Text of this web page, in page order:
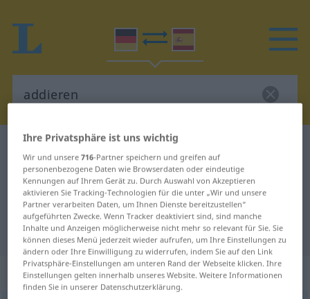
Deutsch-Spanisch Wörterbuch
Deutsch-Spanisch Übersetzung für
"addieren"
"addieren" Spanisch Übersetzung
„addieren“: transitives Verb
Ihre Privatsphäre ist uns wichtig
Wir und unsere716-Partner speichern und greifen auf
personenbezogene Daten wie Browserdaten oder eindeutige
Kennungen auf Ihrem Gerät zu. Durch Auswahl von Akzeptieren
aktivieren Sie Tracking-Technologien für die unter „Wir und unsere
Partner verarbeiten Daten, um Ihnen Dienste bereitzustellen“
aufgeführten Zwecke. Wenn Tracker deaktiviert sind, sind manche
Inhalte und Anzeigen möglicherweise nicht mehr so relevant für Sie. Sie
können dieses Menü jederzeit wieder aufrufen, um Ihre Einstellungen zu
ändern oder Ihre Einwilligung zu widerrufen, indem Sie auf den Link
Privatsphäre-Einstellungen am unteren Rand der Webseite klicken. Ihre
Einstellungen gelten innerhalb unseres Website. Weitere Informationen
finden Sie in unserer Datenschutzerklärung.